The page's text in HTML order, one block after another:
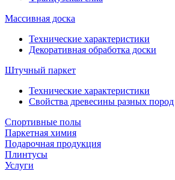
Массивная доска
Технические характеристики
Декоративная обработка доски
Штучный паркет
Технические характеристики
Свойства древесины разных пород
Спортивные полы
Паркетная химия
Подарочная продукция
Плинтусы
Услуги